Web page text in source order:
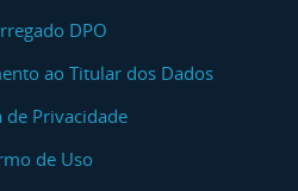
DPO
ao Titular dos Dados
de Privacidade
de Uso